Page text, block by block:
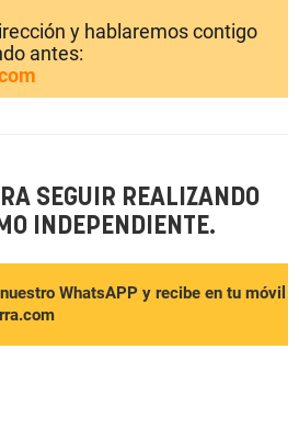
y hablaremos contigo
antes:
SEGUIR REALIZANDO
INDEPENDIENTE.
WhatsAPP y recibe en tu móvil